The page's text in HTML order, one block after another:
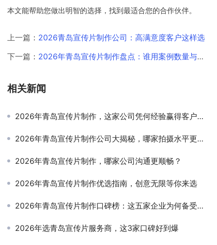
本文能帮助您做出明智的选择，找到最适合您的合作伙伴。
上一篇： 2026青岛宣传片制作公司：高满意度客户这样选
下一篇： 2026年青岛宣传片制作盘点：谁用案例数量与品质赢得市场？
相关新闻
2026年青岛宣传片制作，这家公司凭何经验赢得客户信赖？
2026年青岛宣传片制作公司大揭秘，哪家拍摄水平更胜一筹？
2026年青岛宣传片制作，哪家公司沟通更顺畅？
2026年青岛宣传片制作优选指南，创意无限等你来选
2026年青岛宣传片制作口碑榜：这五家企业为何备受推崇？
2026年选青岛宣传片服务商，这3家口碑好到爆